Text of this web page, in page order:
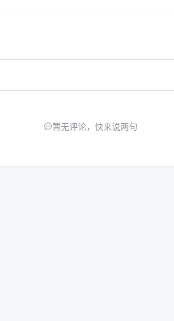
暂无评论，快来说两句